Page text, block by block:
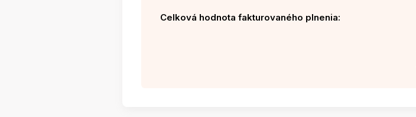
Celková hodnota fakturovaného plnenia: